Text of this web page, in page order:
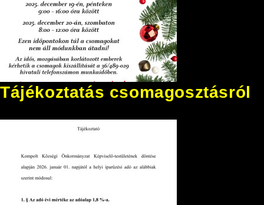
Tájékoztatás csomagosztásról